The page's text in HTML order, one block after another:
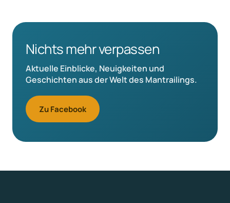
Nichts mehr verpassen
Aktuelle Einblicke, Neuigkeiten und
Geschichten aus der Welt des Mantrailings.
Zu Facebook